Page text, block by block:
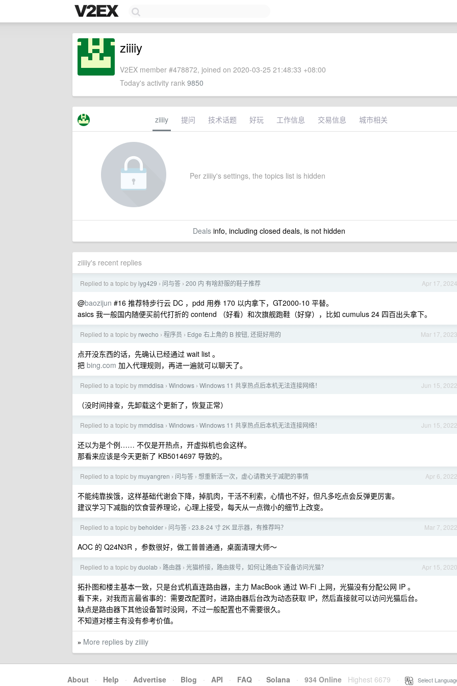
ziiiiy
V2EX member #478872, joined on 2020-03-25 21:48:33 +08:00
Today's activity rank 9850
ziiiiy 提问 技术话题 好玩 工作信息 交易信息 城市相关
Per ziiiiy's settings, the topics list is hidden
Dealsinfo, including closed deals, is not hidden
ziiiiy's recent replies
Apr 17, 2024
Replied to a topic byiyg429 › 问与答 › 200 内 有啥舒服的鞋子推荐
@baozijun #16 推荐特步行云 DC ，pdd 用券 170 以内拿下，GT2000-10 平替。
asics 我一般国内随便买前代打折的 contend （好看）和次旗舰跑鞋（好穿），比如 cumulus 24 四百出头拿下。
Mar 17, 2023
Replied to a topic by rwecho › 程序员 › Edge 右上角的 B 按钮, 还挺好用的
点开没东西的话，先确认已经通过 wait list 。
把 bing.com 加入代理规则，再进一遍就可以聊天了。
Jun 15, 2022
Replied to a topic by mmddisa › Windows › Windows 11 共享热点后本机无法连接网络！
（没时间排查，先卸载这个更新了，恢复正常）
Jun 15, 2022
Replied to a topic by mmddisa › Windows › Windows 11 共享热点后本机无法连接网络！
还以为是个例…… 不仅是开热点，开虚拟机也会这样。
那看来应该是今天更新了 KB5014697 导致的。
Apr 6, 2022
Replied to a topic by muyangren › 问与答 › 想重新活一次，虚心请教关于减肥的事情
不能纯靠挨饿，这样基础代谢会下降，掉肌肉，干活不利索，心情也不好，但凡多吃点会反弹更厉害。
建议学习下减脂的饮食营养理论，心理上接受，每天从一点微小的细节上改变。
Mar 7, 2022
Replied to a topic bybeholder › 问与答 › 23.8-24 寸 2K 显示器，有推荐吗？
AOC 的 Q24N3R ，参数很好，做工普普通通，桌面清理大师～
Apr 15, 2020
Replied to a topic byduolab › 路由器 › 光猫桥接，路由拨号，如何让路由下设备访问光猫？
拓扑图和楼主基本一致，只是台式机直连路由器，主力 MacBook 通过 Wi-Fi 上网，光猫没有分配公网 IP 。
看下来，对我而言最省事的：需要改配置时，进路由器后台改为动态获取 IP，然后直接就可以访问光猫后台。
缺点是路由器下其他设备暂时没网，不过一般配置也不需要很久。
不知道对楼主有没有参考价值。
» More replies by ziiiiy
About · Help · Advertise · Blog · API · FAQ · Solana · 934 Online Highest 6679 Select